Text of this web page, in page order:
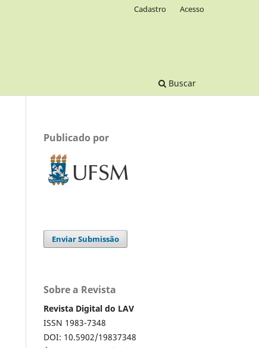
Buscar
Cadastro Acesso
Publicado por
Enviar Submissão
Sobre a Revista
Revista Digital do LAV
ISSN 1983-7348
DOI: 10.5902/19837348